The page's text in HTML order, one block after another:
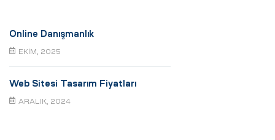
Online Danışmanlık
EKIM, 2025
Web Sitesi Tasarım Fiyatları
ARALIK, 2024